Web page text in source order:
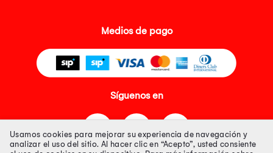
Medios de pago
Síguenos en
Usamos cookies para mejorar su experiencia de navegación y
analizar el uso del sitio. Al hacer clic en “Acepto”, usted consiente